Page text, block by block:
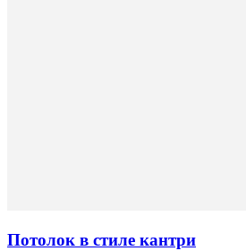
Потолок в стиле кантри